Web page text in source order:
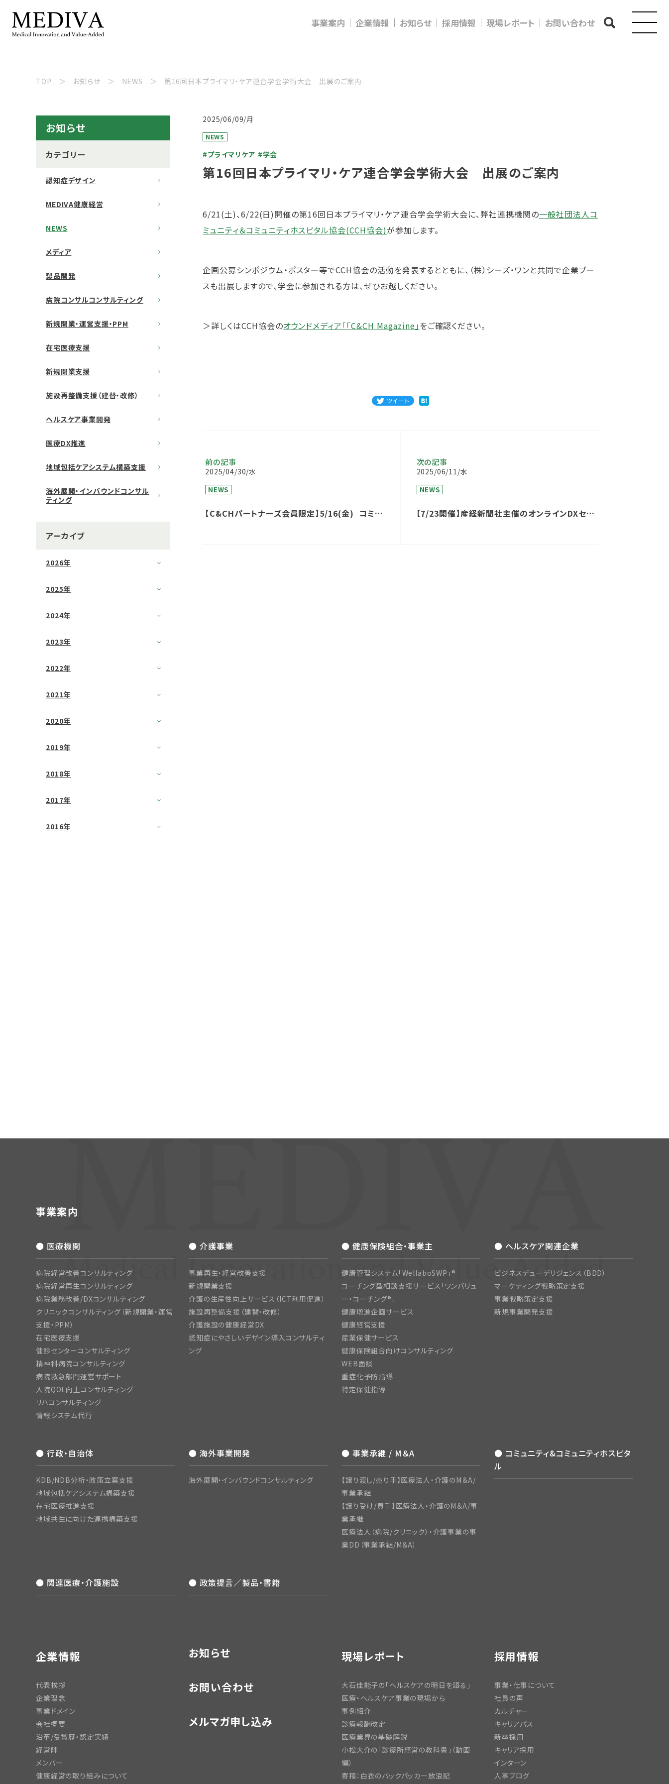
事業案内 企業情報 お知らせ 採用情報 現場レポート お問い合わせ
TOP お知らせ NEWS 第16回日本プライマリ・ケア連合学会学術大会 出展のご案内
お知らせ
カテゴリー
認知症デザイン
MEDIVA健康経営
NEWS
メディア
製品開発
病院コンサルコンサルティング
新規開業・運営支援・PPM
在宅医療支援
新規開業支援
施設再整備支援（建替・改修）
ヘルスケア事業開発
医療DX推進
地域包括ケアシステム構築支援
海外展開・インバウンドコンサル
ティング
アーカイブ
2026年
2025年
2024年
2023年
2022年
2021年
2020年
2019年
2018年
2017年
2016年
2025/06/09/月
NEWS
#プライマリケア #学会
第16回日本プライマリ・ケア連合学会学術大会 出展のご案内
6/21(土)、6/22(日)開催の第16回日本プライマリ・ケア連合学会学術大会に、弊社連携機関の⼀般社団法人コ
ミュニティ＆コミュニティホスピタル協会(CCH協会)が参加します。
企画公募シンポジウム・ポスター等でCCH協会の活動を発表するとともに、（株）シーズ・ワンと共同で企業ブー
スも出展しますので、学会に参加される方は、ぜひお越しください。
＞詳しくはCCH協会のオウンドメディア「「C&CH Magazine」 をご確認ください。
ツイート
前の記事
2025/04/30/水
NEWS
【C&CHパートナーズ会員限定】5/16(金) コミュ
次の記事
2025/06/11/水
NEWS
【7/23開催】産経新聞社主催のオンラインDXセミ
事業案内
● 医療機関
病院経営改善コンサルティング
病院経営再生コンサルティング
病院業務改善/DXコンサルティング
クリニックコンサルティング（新規開業・運営
支援・PPM）
在宅医療支援
健診センターコンサルティング
精神科病院コンサルティング
病院救急部門運営サポート
入院QOL向上コンサルティング
リハコンサルティング
情報システム代行
● 介護事業
事業再生・経営改善支援
新規開業支援
介護の生産性向上サービス（ICT利用促進）
施設再整備支援（建替・改修）
介護施設の健康経営DX
認知症にやさしいデザイン導入コンサルティ
ング
● 健康保険組合・事業主
健康管理システム「WellaboSWP」®
コーチング型相談支援サービス「ワンバリュ
ー・コーチング®」
健康増進企画サービス
健康経営支援
産業保健サービス
健康保険組合向けコンサルティング
WEB面談
重症化予防指導
特定保健指導
● ヘルスケア関連企業
ビジネスデューデリジェンス（BDD）
マーケティング戦略策定支援
事業戦略策定支援
新規事業開発支援
● 行政・自治体
KDB/NDB分析・政策立案支援
地域包括ケアシステム構築支援
在宅医療推進支援
地域共生に向けた連携構築支援
● 海外事業開発
海外展開・インバウンドコンサルティング
● 事業承継 / M＆A
【譲り渡し/売り手】医療法人・介護のM＆A/
事業承継
【譲り受け/買手】医療法人・介護のM＆A/事
業承継
医療法人（病院/クリニック）・介護事業の事
業DD（事業承継/M＆A）
● コミュニティ&コミュニティホスピタ
ル
● 関連医療・介護施設 ● 政策提言／製品・書籍
企業情報
代表挨拶
企業理念
事業ドメイン
会社概要
沿革/受賞歴・認定実績
経営陣
メンバー
健康経営の取り組みについて
お知らせ
お問い合わせ
メルマガ申し込み
現場レポート
大石佳能子の「ヘルスケアの明日を語る」
医療・ヘルスケア事業の現場から
事例紹介
診療報酬改定
医療業界の基礎解説
小松大介の「診療所経営の教科書」（動画
編）
寄稿：白衣のバックパッカー放浪記
採用情報
事業・仕事について
社員の声
カルチャー
キャリアパス
新卒採用
キャリア採用
インターン
人事ブログ